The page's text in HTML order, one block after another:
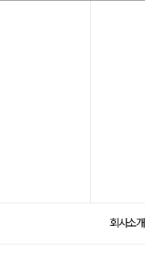
회사소개